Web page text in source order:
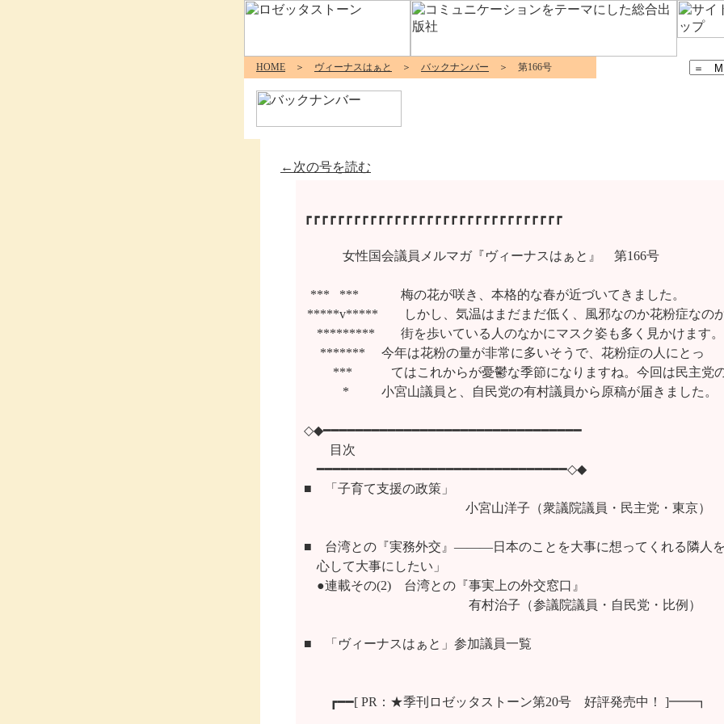
HOME ＞ ヴィーナスはぁと ＞ バックナンバー ＞ 第166号
←次の号を読む
┏┏┏┏┏┏┏┏┏┏┏┏┏┏┏┏┏┏┏┏┏┏┏┏┏┏┏┏┏┏┏┏
        　女性国会議員メルマガ『ヴィーナスはぁと』　第166号
  ***   ***　　　 梅の花が咲き、本格的な春が近づいてきました。
*****v*****　　しかし、気温はまだまだ低く、風邪なのか花粉症なの
*********　　街を歩いている人のなかにマスク姿も多く見かけます。
*******     今年は花粉の量が非常に多いそうで、花粉症の人にとっ
***　　　てはこれからが憂鬱な季節になりますね。今回は民主党
*　　  小宮山議員と、自民党の有村議員から原稿が届きました。
◇◆━━━━━━━━━━━━━━━━━━━━━━━━━━━━━━━━
目次
━━━━━━━━━━━━━━━━━━━━━━━━━━━━━━━◇◆
■　「子育て支援の政策」
  　　　　　　　　　　　　小宮山洋子（衆議院議員・民主党・東京）
■　台湾との『実務外交』―――日本のことを大事に想ってくれる隣人
    心して大事にしたい」
    ●連載その(2)　台湾との『事実上の外交窓口』
   　　　　　　　　　　　　有村治子（参議院議員・自民党・比例）
■　「ヴィーナスはぁと」参加議員一覧
┏━━[ PR：★季刊ロゼッタストーン第20号　好評発売中！ ]━━┓